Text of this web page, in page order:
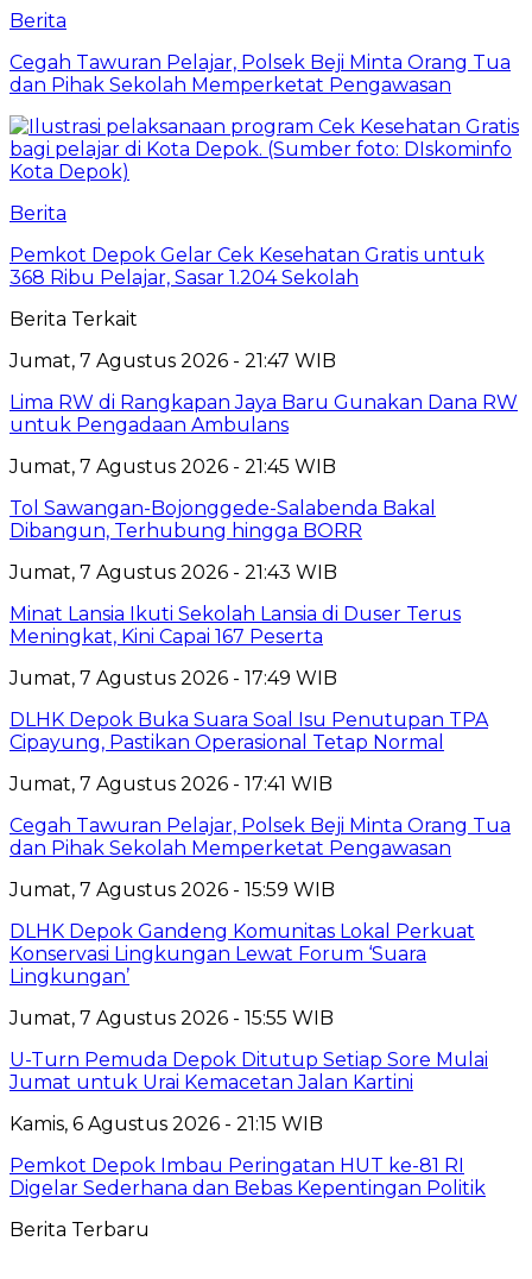
Berita
Cegah Tawuran Pelajar, Polsek Beji Minta Orang Tua
dan Pihak Sekolah Memperketat Pengawasan
Berita
Pemkot Depok Gelar Cek Kesehatan Gratis untuk
368 Ribu Pelajar, Sasar 1.204 Sekolah
Berita Terkait
Jumat, 7 Agustus 2026 - 21:47 WIB
Lima RW di Rangkapan Jaya Baru Gunakan Dana RW
untuk Pengadaan Ambulans
Jumat, 7 Agustus 2026 - 21:45 WIB
Tol Sawangan-Bojonggede-Salabenda Bakal
Dibangun, Terhubung hingga BORR
Jumat, 7 Agustus 2026 - 21:43 WIB
Minat Lansia Ikuti Sekolah Lansia di Duser Terus
Meningkat, Kini Capai 167 Peserta
Jumat, 7 Agustus 2026 - 17:49 WIB
DLHK Depok Buka Suara Soal Isu Penutupan TPA
Cipayung, Pastikan Operasional Tetap Normal
Jumat, 7 Agustus 2026 - 17:41 WIB
Cegah Tawuran Pelajar, Polsek Beji Minta Orang Tua
dan Pihak Sekolah Memperketat Pengawasan
Jumat, 7 Agustus 2026 - 15:59 WIB
DLHK Depok Gandeng Komunitas Lokal Perkuat
Konservasi Lingkungan Lewat Forum ‘Suara
Lingkungan’
Jumat, 7 Agustus 2026 - 15:55 WIB
U-Turn Pemuda Depok Ditutup Setiap Sore Mulai
Jumat untuk Urai Kemacetan Jalan Kartini
Kamis, 6 Agustus 2026 - 21:15 WIB
Pemkot Depok Imbau Peringatan HUT ke-81 RI
Digelar Sederhana dan Bebas Kepentingan Politik
Berita Terbaru